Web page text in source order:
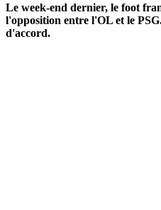
Le week-end dernier, le foot
l'opposition entre l'OL et le
d'accord.